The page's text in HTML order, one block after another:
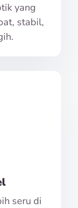
yang
stabil,
seru di